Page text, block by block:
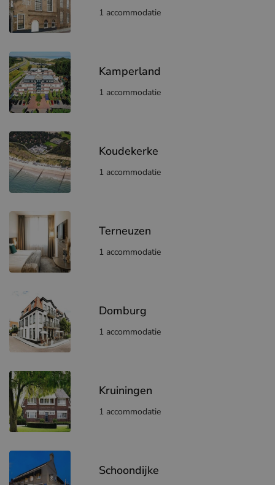
1 accommodatie
Kamperland
1 accommodatie
Koudekerke
1 accommodatie
Terneuzen
1 accommodatie
Domburg
1 accommodatie
Kruiningen
1 accommodatie
Schoondijke